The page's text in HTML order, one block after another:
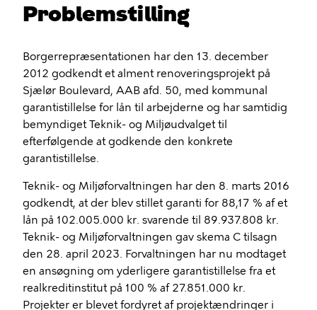
Problemstilling
Borgerrepræsentationen har den 13. december
2012 godkendt et alment renoveringsprojekt på
Sjælør Boulevard, AAB afd. 50, med kommunal
garantistillelse for lån til arbejderne og har samtidig
bemyndiget Teknik- og Miljøudvalget til
efterfølgende at godkende den konkrete
garantistillelse.
Teknik- og Miljøforvaltningen har den 8. marts 2016
godkendt, at der blev stillet garanti for 88,17 % af et
lån på 102.005.000 kr. svarende til 89.937.808 kr.
Teknik- og Miljøforvaltningen gav skema C tilsagn
den 28. april 2023. Forvaltningen har nu modtaget
en ansøgning om yderligere garantistillelse fra et
realkreditinstitut på 100 % af 27.851.000 kr.
Projekter er blevet fordyret af projektændringer i